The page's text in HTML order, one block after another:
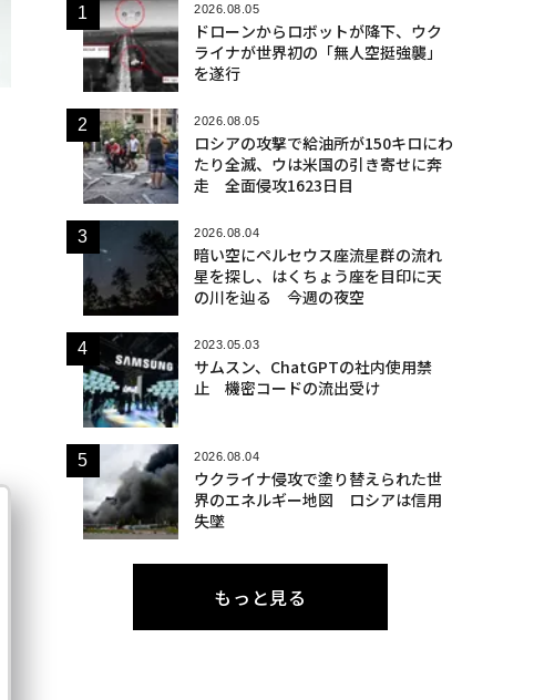
2026.08.05
ドローンからロボットが降下、ウク
ライナが世界初の「無人空挺強襲」
を遂行
2026.08.05
ロシアの攻撃で給油所が150キロにわ
たり全滅、ウは米国の引き寄せに奔
走 全面侵攻1623日目
2026.08.04
暗い空にペルセウス座流星群の流れ
星を探し、はくちょう座を目印に天
の川を辿る 今週の夜空
2023.05.03
サムスン、ChatGPTの社内使用禁
止 機密コードの流出受け
2026.08.04
ウクライナ侵攻で塗り替えられた世
界のエネルギー地図 ロシアは信用
失墜
もっと見る